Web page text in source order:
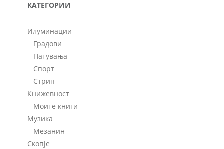
КАТЕГОРИИ
Илуминации
Градови
Патувања
Спорт
Стрип
Книжевност
Моите книги
Музика
Мезанин
Скопје